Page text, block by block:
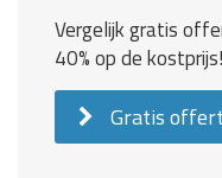
Vergelijk gratis
40% op de kostprijs!
Gratis